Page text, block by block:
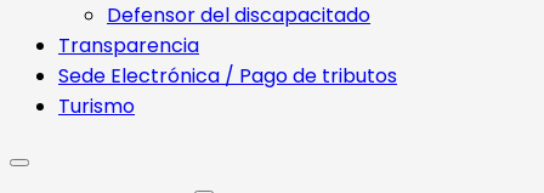
Defensor del discapacitado
Transparencia
Sede Electrónica / Pago de tributos
Turismo